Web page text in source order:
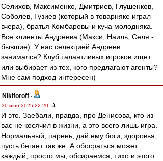
Селихов, Максименко, Дмитриев, Глушенков,
Соболев, Гузиев (который в товарняке играл
вчера), братья Комбаровы и куча молодняка.
Все клиенты Андреева (Макси, Наиль, Селя -
бывшие). У нас селекцией Андреев
занимался? Клуб талантливых игроков ищет
или выбирает из тех, кого предлагают агенты?
Мне сам подход интересен)
Nikiforoff -
30 июн 2025 22:20
И это. Заебали, правда, про Денисова, кто из
вас не косячил в жизни, а это всего лишь игра.
Нормальный, парень, дай ему боги, здоровья,
пусть бегает так же. А обосраться может
каждый, просто мы, обсираемся, тихо и этого